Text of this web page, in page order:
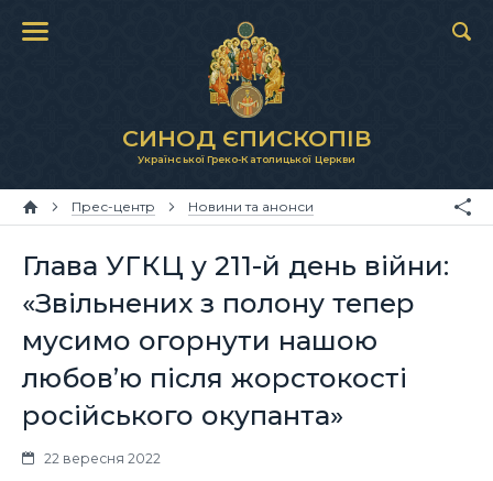
СИНОД ЄПИСКОПІВ
Української Греко-Католицької Церкви
Прес-центр Новини та анонси
Глава УГКЦ у 211-й день війни:
«Звільнених з полону тепер
мусимо огорнути нашою
любов’ю після жорстокості
російського окупанта»
22 вересня 2022